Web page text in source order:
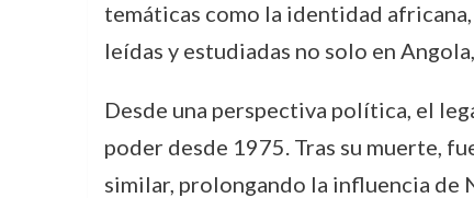
temáticas como la identidad
leídas y estudiadas no solo en
Desde una perspectiva política, el
poder desde 1975. Tras su muerte,
similar, prolongando la influencia de